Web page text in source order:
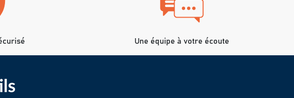
Une équipe à votre écoute